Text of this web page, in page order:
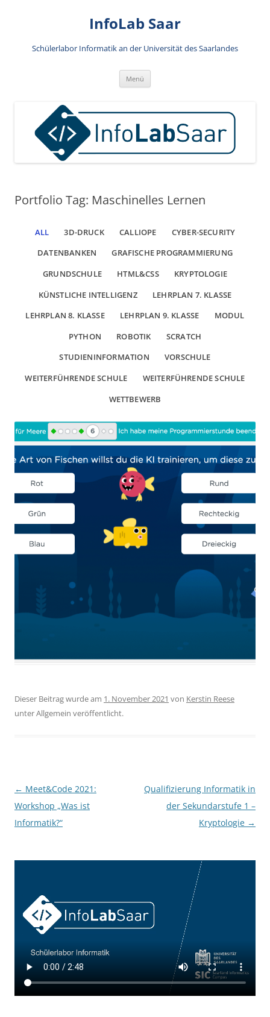
InfoLab Saar
Schülerlabor Informatik an der Universität des Saarlandes
Menü
Portfolio Tag: Maschinelles Lernen
ALL 3D-DRUCK CALLIOPE CYBER-SECURITY
DATENBANKEN GRAFISCHE PROGRAMMIERUNG
GRUNDSCHULE HTML&CSS KRYPTOLOGIE
KÜNSTLICHE INTELLIGENZ LEHRPLAN 7. KLASSE
LEHRPLAN 8. KLASSE LEHRPLAN 9. KLASSE MODUL
PYTHON ROBOTIK SCRATCH
STUDIENINFORMATION VORSCHULE
WEITERFÜHRENDE SCHULE WEITERFÜHRENDE SCHULE
WETTBEWERB
Dieser Beitrag wurde am 1. November 2021 von Kerstin Reese
unter Allgemein veröffentlicht.
Beitragsnavigation
← Meet&Code 2021:
Workshop „Was ist
Informatik?“
Qualifizierung Informatik in
der Sekundarstufe 1 –
Kryptologie →